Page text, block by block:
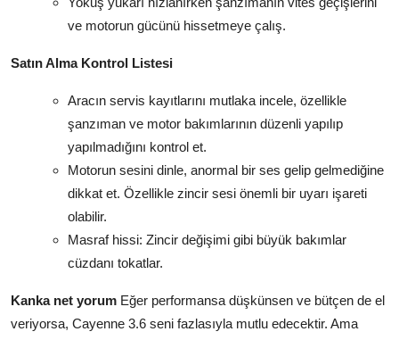
ve motorun gücünü hissetmeye çalış.
Satın Alma Kontrol Listesi
Aracın servis kayıtlarını mutlaka incele, özellikle
şanzıman ve motor bakımlarının düzenli yapılıp
yapılmadığını kontrol et.
Motorun sesini dinle, anormal bir ses gelip gelmediğine
dikkat et. Özellikle zincir sesi önemli bir uyarı işareti
olabilir.
Masraf hissi: Zincir değişimi gibi büyük bakımlar
cüzdanı tokatlar.
Kanka net yorum Eğer performansa düşkünsen ve bütçen de el
veriyorsa, Cayenne 3.6 seni fazlasıyla mutlu edecektir. Ama